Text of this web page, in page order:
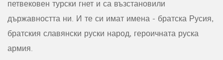
петвековен турски гнет и са възстановили
държавността ни. И те си имат имена - братска Русия,
братския славянски руски народ, героичната руска
армия.